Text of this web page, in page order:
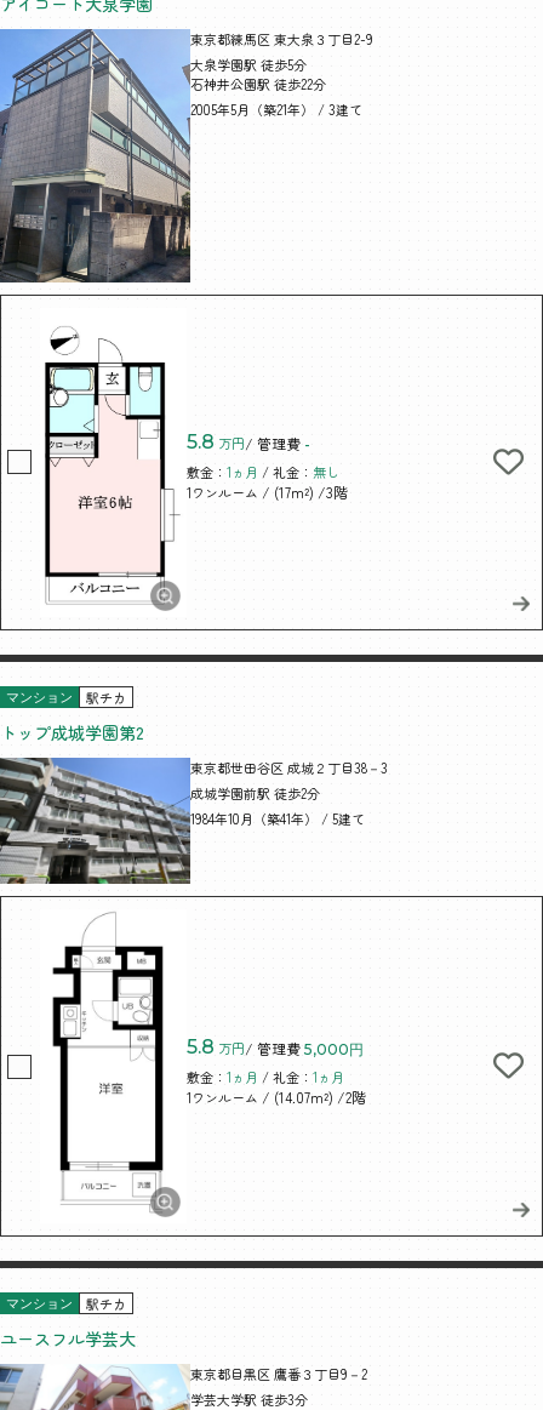
東京都練馬区 東大泉３丁目2-9
大泉学園駅 徒歩5分
石神井公園駅 徒歩22分
2005年5月（築21年） / 3建て
5.8 万円/ 管理費 -
敷金：1ヵ月 / 礼金： 無し
1ワンルーム / (17m²) /3階
マンション 駅チカ
トップ成城学園第2
東京都世田谷区 成城２丁目38－3
成城学園前駅 徒歩2分
1984年10月（築41年） / 5建て
5.8 万円/ 管理費 5,000円
敷金：1ヵ月 / 礼金：1ヵ月
1ワンルーム / (14.07m²) /2階
マンション 駅チカ
ユースフル学芸大
東京都目黒区 鷹番３丁目9－2
学芸大学駅 徒歩3分